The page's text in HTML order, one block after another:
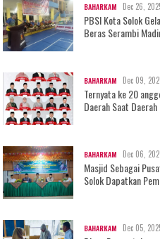
BAHARKAM Dec 26,
PBSI Kota Solok
Beras Serambi
BAHARKAM Dec 09,
Ternyata ke 20
Daerah Saat
BAHARKAM Dec 06,
Masjid Sebagai
Solok Dapatkan
BAHARKAM Dec 05,